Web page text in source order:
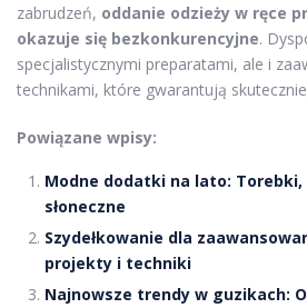
zabrudzeń, oddanie odzieży w ręce
okazuje się bezkonkurencyjne.
specjalistycznymi preparatami, ale i
technikami, które gwarantują
Powiązane wpisy:
Modne dodatki na lato:
słoneczne
Szydełkowanie dla
projekty i techniki
Najnowsze trendy w guzikach: